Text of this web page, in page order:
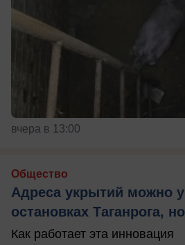
вчера в 13:00
Общество
Адреса укрытий можно
остановках Таганрога,
Как работает эта инновация